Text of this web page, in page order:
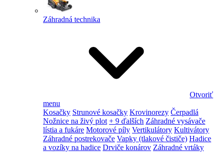
Záhradná technika
Otvoriť
menu
Kosačky Strunové kosačky Krovinorezy Čerpadlá
Nožnice na živý plot + 9 ďalších Záhradné vysávače
lístia a fukáre Motorové píly Vertikulátory Kultivátory
Záhradné postrekovače Vapky (tlakové čističe) Hadice
a vozíky na hadice Drviče konárov Záhradné vrtáky